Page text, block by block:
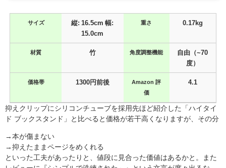
サイズ
縦: 16.5cm 幅:
15.0cm
重さ 0.17kg
材質 竹 角度調整機能
自由（~70
度）
価格帯 1300円前後
Amazon 評
価
4.1
抑えクリップにシリコンチューブを採用先ほど紹介した「ハイタイ
ド ブックスタンド」と比べると価格が若干高くなりますが、その分
→本が傷まない
→抑えたままページをめくれる
といった工夫があったりと、値段に見合った価値はあるかと。また